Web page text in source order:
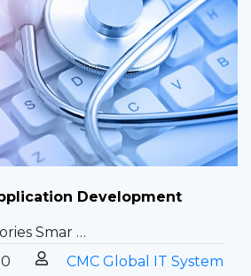
Development
Smar …
CMC Global IT System